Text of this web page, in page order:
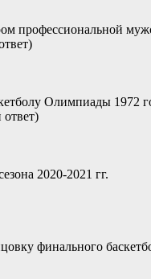
профессиональной
Олимпиады
2020-2021 гг.
финального